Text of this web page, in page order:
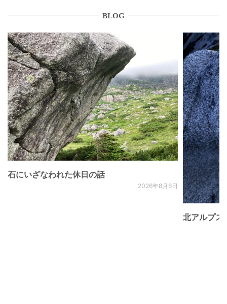
BLOG
石にいざなわれた休日の話
2026年8月6日
北アルプ